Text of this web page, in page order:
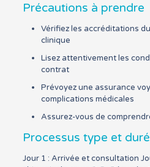
Précautions à prendre
Vérifiez les accréditations
clinique
Lisez attentivement les
contrat
Prévoyez une assurance
complications médicales
Assurez-vous de
Processus type et
Jour 1 : Arrivée et consultation